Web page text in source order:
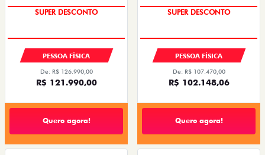
SUPER DESCONTO
PESSOA FÍSICA
De: R$ 126.990,00
R$ 121.990,00
Quero agora!
SUPER DESCONTO
PESSOA FÍSICA
De: R$ 107.470,00
R$ 102.148,06
Quero agora!